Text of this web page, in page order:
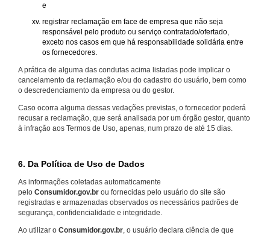
e
registrar reclamação em face de empresa que não seja
responsável pelo produto ou serviço contratado/ofertado,
exceto nos casos em que há responsabilidade solidária entre
os fornecedores.
A prática de alguma das condutas acima listadas pode implicar o
cancelamento da reclamação e/ou do cadastro do usuário, bem como
o descredenciamento da empresa ou do gestor.
Caso ocorra alguma dessas vedações previstas, o fornecedor poderá
recusar a reclamação, que será analisada por um órgão gestor, quanto
à infração aos Termos de Uso, apenas, num prazo de até 15 dias.
6. Da Política de Uso de Dados
As informações coletadas automaticamente
pelo Consumidor.gov.br ou fornecidas pelo usuário do site são
registradas e armazenadas observados os necessários padrões de
segurança, confidencialidade e integridade.
Ao utilizar o Consumidor.gov.br , o usuário declara ciência de que